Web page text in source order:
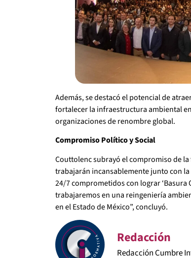
Además, se destacó el potencial de
fortalecer la infraestructura ambiental
organizaciones de renombre global.
Compromiso Político y Social
Couttolenc subrayó el compromiso de
trabajarán incansablemente junto con
24/7 comprometidos con lograr ‘Basura
trabajaremos en una reingeniería
en el Estado de México”, concluyó.
Redacción
Redacción Cumbre